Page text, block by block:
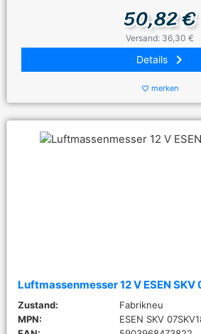
50,82 €
Versand: 36,30 €
Details keyboard_arrow_right
favorite_border merken
Luftmassenmesser 12 V ESEN SKV
Zustand:
Fabrikneu
MPN:
ESEN SKV